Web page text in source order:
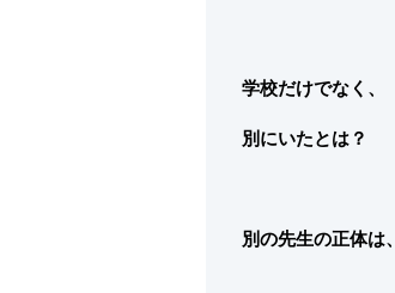
学校だけでなく、
別にいたとは？
別の先生の正体は、